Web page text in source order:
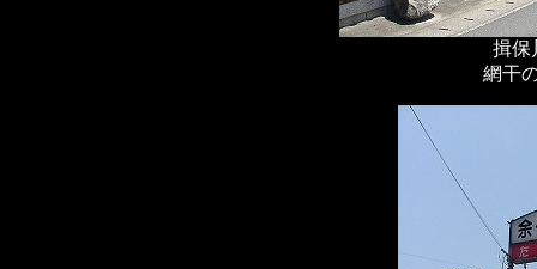
揖保
網干